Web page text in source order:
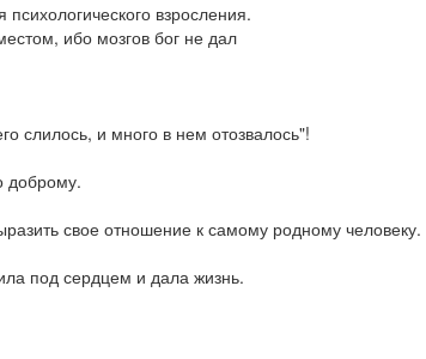
взросления.
ибо мозгов бог не дал
слилось, и много в нем отозвалось"!
доброму.
свое отношение к самому родному человеку.
под сердцем и дала жизнь.